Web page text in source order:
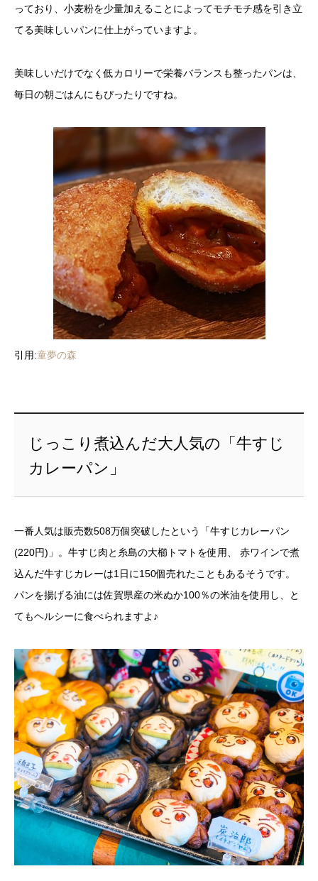
っており、小麦粉を少量加えることによってモチモチ感を引き立
てる美味しいパンに仕上がっていますよ。
美味しいだけでなく低カロリーで栄養バランスも整ったパンは、
毎日の朝ごはんにもぴったりですね。
引用:童夢の森
じっこり煮込んだ大人気の「牛すじ
カレーパン」
一番人気は販売数508万個突破したという「牛すじカレーパン
(220円)」。牛すじ肉と糸島の大櫛トマトを使用、 赤ワインで煮
込んだ牛すじカレーは1日に150個売れたこともあるそうです。
パンを揚げる油には佐賀県産の米ぬか100％の米油を使用し、と
てもヘルシーに食べられますよ♪